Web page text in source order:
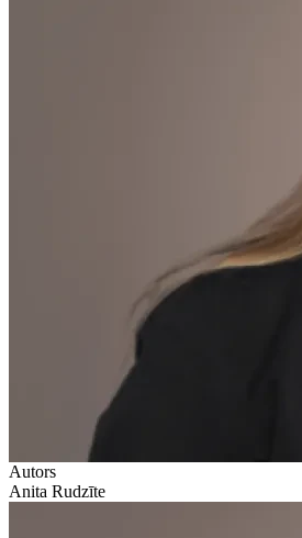
Autors
Anita Rudzīte